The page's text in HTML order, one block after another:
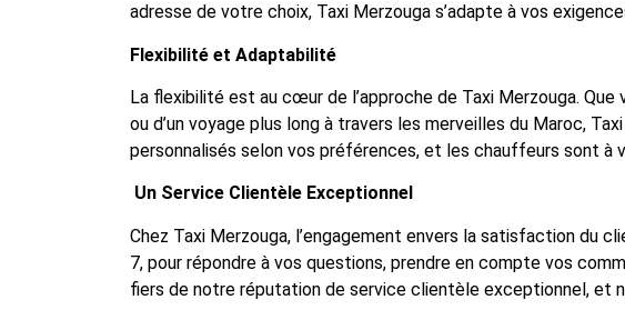
adresse de votre choix, Taxi Merzouga s’adapte à vos
Flexibilité et Adaptabilité
La flexibilité est au cœur de l’approche de Taxi Merzouga. Que
ou d’un voyage plus long à travers les merveilles du Maroc,
personnalisés selon vos préférences, et les chauffeurs sont
Un Service Clientèle Exceptionnel
Chez Taxi Merzouga, l’engagement envers la satisfaction du
7, pour répondre à vos questions, prendre en compte vos
fiers de notre réputation de service clientèle exceptionnel, et